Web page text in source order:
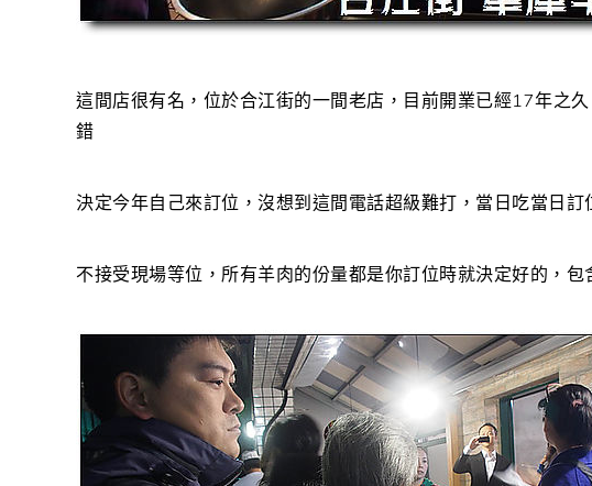
這間店很有名，位於合江街的一間老店，目前開業已經17年之
錯
決定今年自己來訂位，沒想到這間電話超級難打，當日吃當日
不接受現場等位，所有羊肉的份量都是你訂位時就決定好的，包